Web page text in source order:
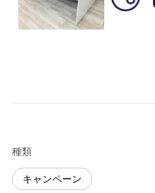
種類
キャンペーン